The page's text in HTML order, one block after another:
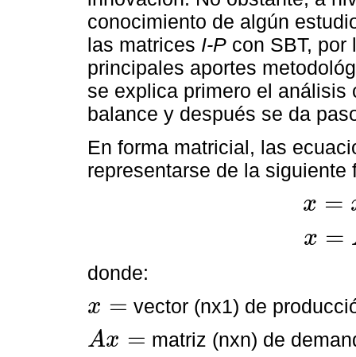
conocimiento de algún
las matrices I-P con SBT,
principales aportes
se explica primero el
balance y después se da
En forma matricial, las
representarse de la siguiente
x =
x=x D+v
x =
x=A x+y
donde:
x =
x= vector (nx1) de
Ax =
Ax= matriz (nxn) de